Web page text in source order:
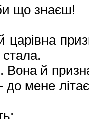
що знаєш!
Вона й
мене літає